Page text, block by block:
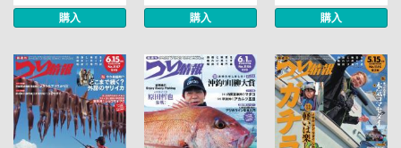
購入 購入 購入